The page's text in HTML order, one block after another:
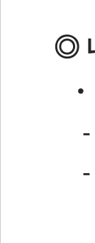
◎
‧